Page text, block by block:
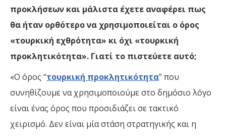
προκλήσεων και μάλιστα έχετε αναφέρει πως
θα ήταν ορθότερο να χρησιμοποιείται ο όρος
«τουρκική εχθρότητα» κι όχι «τουρκική
προκλητικότητα». Γιατί το πιστεύετε αυτό;
«Ο όρος “τουρκική προκλητικότητα” που
συνηθίζουμε να χρησιμοποιούμε στο δημόσιο λόγο
είναι ένας όρος που προσιδιάζει σε τακτικό
χειρισμό. Δεν είναι μία στάση στρατηγικής και η